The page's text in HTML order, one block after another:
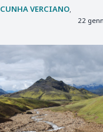
CUNHA VERCIANO
22